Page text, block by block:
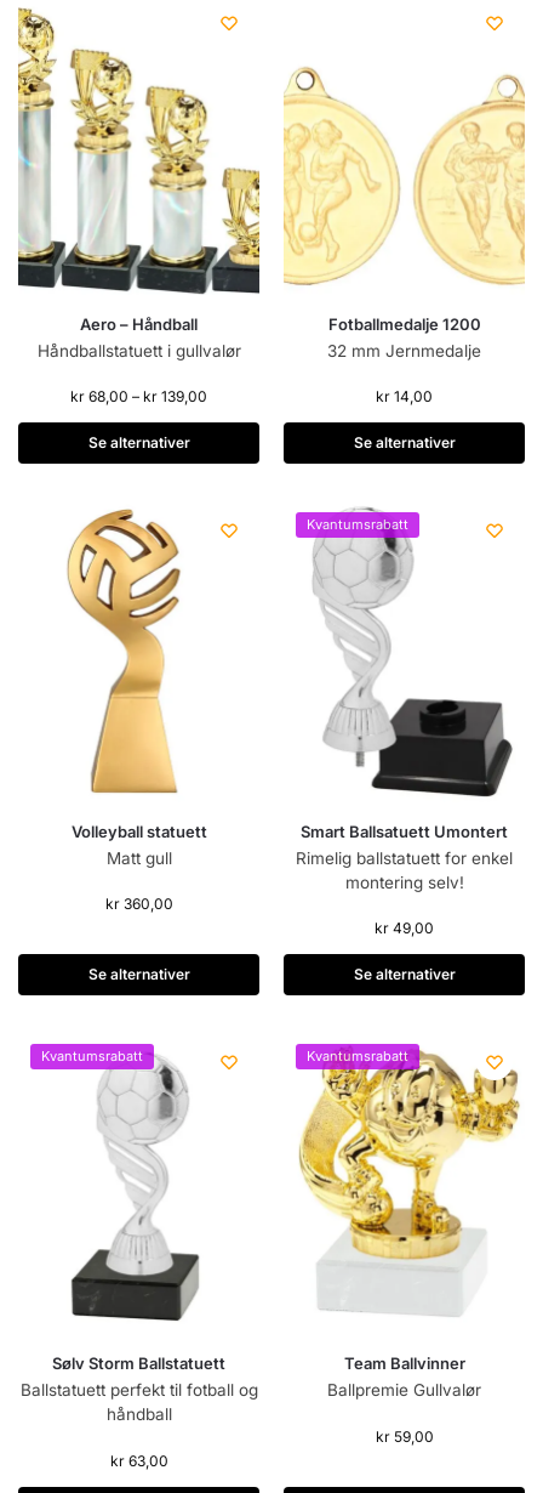
Aero – Håndball
Håndballstatuett i gullvalør
kr 68,00 – kr 139,00
Se alternativer
Fotballmedalje 1200
32 mm Jernmedalje
kr 14,00
Se alternativer
Volleyball statuett
Matt gull
kr360,00
Se alternativer
Kvantumsrabatt
Smart Ballsatuett Umontert
Rimelig ballstatuett for enkel
montering selv!
kr 49,00
Se alternativer
Kvantumsrabatt
Sølv Storm Ballstatuett
Ballstatuett perfekt til fotball og
håndball
kr63,00
Kvantumsrabatt
Team Ballvinner
Ballpremie Gullvalør
kr59,00